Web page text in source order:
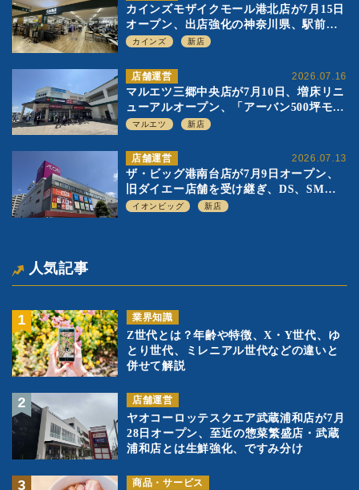
カインズモザイクモール港北店が7月15日
オープン、出店強化の神奈川県、駅前
SC2階の都市型小型店
カインズ 新店
2026.07.16
店舗運営
マルエツ三郷中央店が7月10日、増床リニ
ューアルオープン、「アーバン500坪モデ
ル」の実験を集大成、駅前立地受け、寿
マルエツ 新店
2026.07.13
店舗運営
ザ・ビッグ港南台店が7月9日オープン、
旧ダイエー店舗を受け継ぎ、DS、SM激
戦区にイオンビッグが出店へ
イオンビッグ 新店
人気記事
業界知識
Z世代とは？年齢や特徴、X・Y世代、ゆ
とり世代、ミレニアル世代などの違いと
併せて解説
店舗運営
ヤオコーロッテスクエア武蔵浦和店が7月
28日オープン、至近の惣菜繁盛店・武蔵
浦和店とは生鮮強化、ですみ分け
商品・サービス